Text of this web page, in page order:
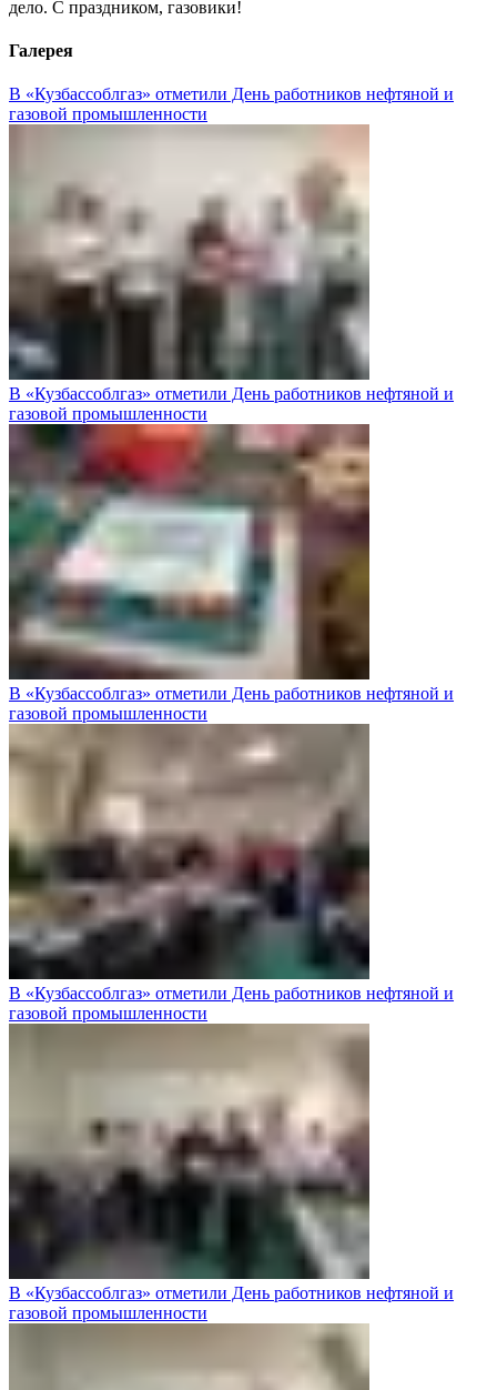
дело. С праздником, газовики!
Галерея
В «Кузбассоблгаз» отметили День работников нефтяной и
газовой промышленности
В «Кузбассоблгаз» отметили День работников нефтяной и
газовой промышленности
В «Кузбассоблгаз» отметили День работников нефтяной и
газовой промышленности
В «Кузбассоблгаз» отметили День работников нефтяной и
газовой промышленности
В «Кузбассоблгаз» отметили День работников нефтяной и
газовой промышленности